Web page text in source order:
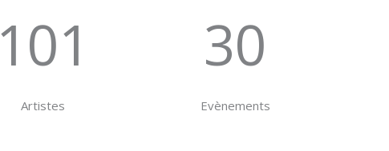
101
Artistes
30
Evènements